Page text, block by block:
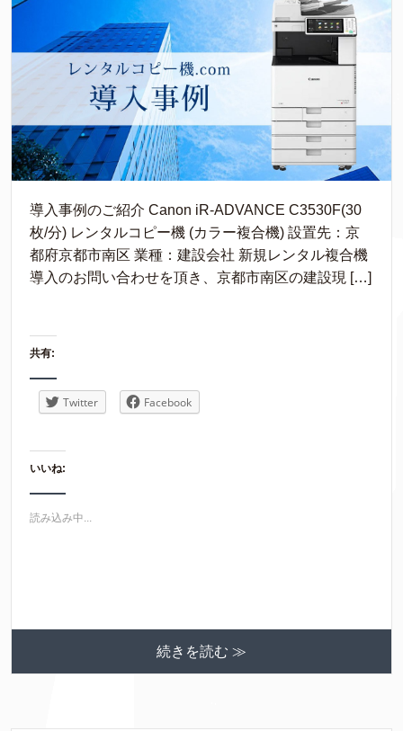
導入事例のご紹介 Canon iR-ADVANCE C3530F(30
枚/分) レンタルコピー機 (カラー複合機) 設置先：京
都府京都市南区 業種：建設会社 新規レンタル複合機
導入のお問い合わせを頂き、京都市南区の建設現 […]
共有:
Twitter Facebook
いいね:
読み込み中...
続きを読む ≫